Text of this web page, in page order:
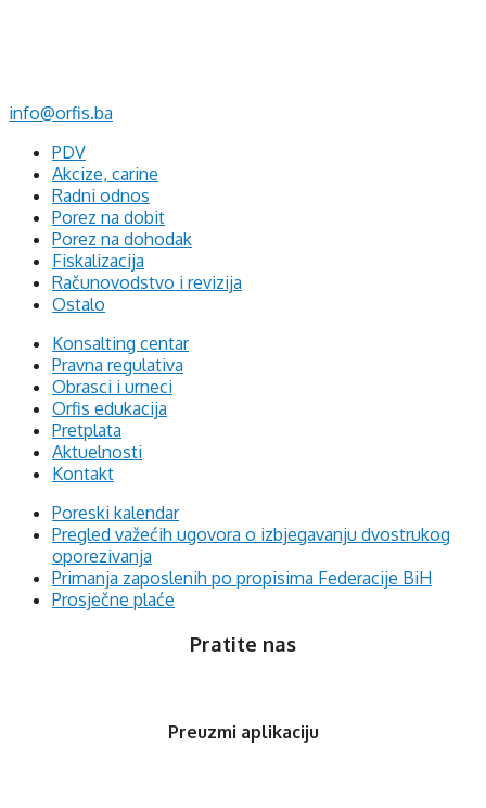
info@orfis.ba
PDV
Akcize, carine
Radni odnos
Porez na dobit
Porez na dohodak
Fiskalizacija
Računovodstvo i revizija
Ostalo
Konsalting centar
Pravna regulativa
Obrasci i urneci
Orfis edukacija
Pretplata
Aktuelnosti
Kontakt
Poreski kalendar
Pregled važećih ugovora o izbjegavanju dvostrukog
oporezivanja
Primanja zaposlenih po propisima Federacije BiH
Prosječne plaće
Pratite nas
Preuzmi aplikaciju